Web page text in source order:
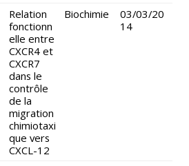
Relation
fonctionn
elle entre
CXCR4 et
CXCR7
dans le
contrôle
de la
migration
chimiotaxi
que vers
CXCL-12
Biochimie
03/03/20
14